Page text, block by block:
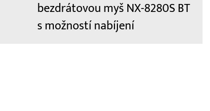
bezdrátovou myš NX-8280S BT
s možností nabíjení